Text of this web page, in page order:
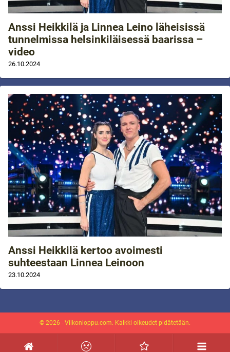
Anssi Heikkilä ja Linnea Leino läheisissä
tunnelmissa helsinkiläisessä baarissa –
video
26.10.2024
Anssi Heikkilä kertoo avoimesti
suhteestaan Linnea Leinoon
23.10.2024
© 2026 - Viikonloppu.com. Kaikki oikeudet pidätetään.